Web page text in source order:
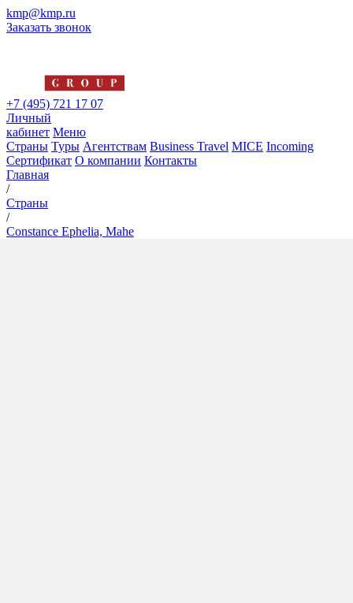
kmp@kmp.ru
Заказать звонок
+7 (495) 721 17 07
Личный
кабинет Меню
Страны Туры Агентствам Business Travel MICE Incoming
Сертификат О компании Контакты
Главная
/
Страны
/
Constance Ephelia, Mahe